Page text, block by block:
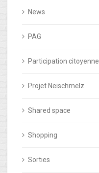
News
PAG
Participation citoyenne
Projet Neischmelz
Shared space
Shopping
Sorties